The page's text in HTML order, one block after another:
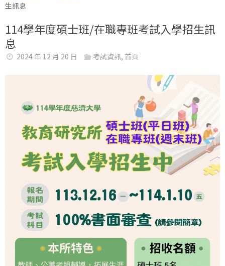
生訊息
114學年度碩士班/在職專班考試入學招生訊
息
2024 年 12 月 20 日 考試資訊,首頁